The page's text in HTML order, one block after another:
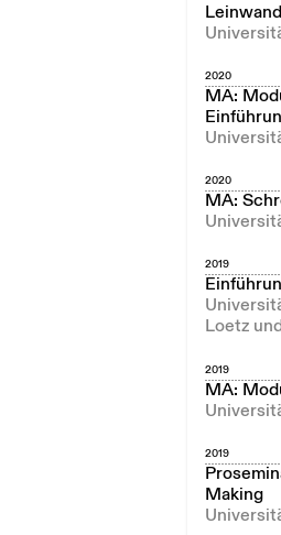
2020
MA:
2020
MA:
2019
Loetz
2019
MA:
2019
Making